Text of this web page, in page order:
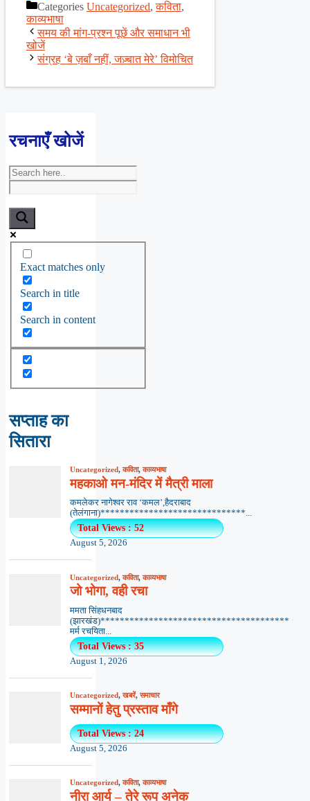
ShareCategories Uncategorized,कविता,
काव्यभाषा
समय की मांग-प्रश्न पूछें और समाधान भी
खोजें
संग्रह ‘बे ज़बाँ नहीं, जज़्बात मेरे’ विमोचित
रचनाएँ खोजें
Exact matches only
Search in title
Search in content
सप्ताह का
सितारा
Uncategorized,कविता,काव्यभाषा
महकाओ मन-मंदिर में मैत्री माला
कमलेकर नागेश्वर राव ‘कमल’,हैदराबाद
(तेलंगाना)******************************...
Total Views : 52
August 5, 2026
Uncategorized,कविता,काव्यभाषा
जो भोगा, वही रचा
ममता सिंहधनबाद
(झारखंड)***************************************
मर्म रचयिता...
Total Views : 35
August 1, 2026
Uncategorized,खबरें,समाचार
सम्मानों हेतु प्रस्ताव माँगे
Total Views : 24
August 5, 2026
Uncategorized,कविता,काव्यभाषा
नीरा आर्य – तेरे रूप अनेक